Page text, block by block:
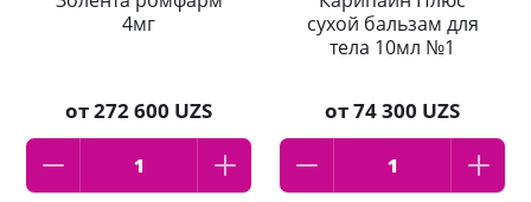
4мг
от272 600 UZS
сухой бальзам для
тела 10мл №1
от74 300 UZS